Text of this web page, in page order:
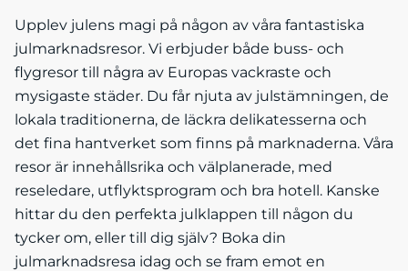
Upplev julens magi på någon av våra fantastiska
julmarknadsresor. Vi erbjuder både buss- och
flygresor till några av Europas vackraste och
mysigaste städer. Du får njuta av julstämningen, de
lokala traditionerna, de läckra delikatesserna och
det fina hantverket som finns på marknaderna. Våra
resor är innehållsrika och välplanerade, med
reseledare, utflyktsprogram och bra hotell. Kanske
hittar du den perfekta julklappen till någon du
tycker om, eller till dig själv? Boka din
julmarknadsresa idag och se fram emot en